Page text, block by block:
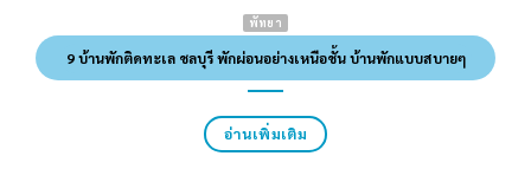
พัทยา
9 บ้านพักติดทะเล ชลบุรี พักผ่อนอย่างเหนือชั้น บ้านพักแบบสบายๆ
อ่านเพิ่มเติม